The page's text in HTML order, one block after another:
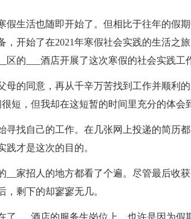
假生活也随即开始了。但相比于往年的假
，开始了在2021年寒假社会实践的生活之
区的___酒店开展了这次寒假的社会实践工
母的同意，再从千辛万苦找到工作并顺利
短，但我却在这短暂的时间里充分的体会
寻找自己的工作。在几张网上投递的简历
才是这次的目的。
__家招人的地方都看了个遍。尽管最后收
剩下的却寥寥无几。
___酒店的服务生岗位上。也许是因为假